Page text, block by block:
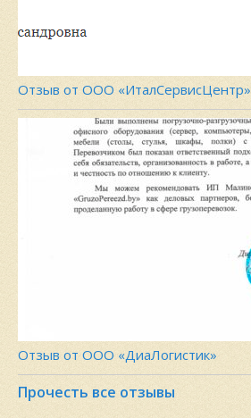
Отзыв от ООО «ИталСервисЦентр»
Отзыв от ООО «ДиаЛогистик»
Прочесть все отзывы